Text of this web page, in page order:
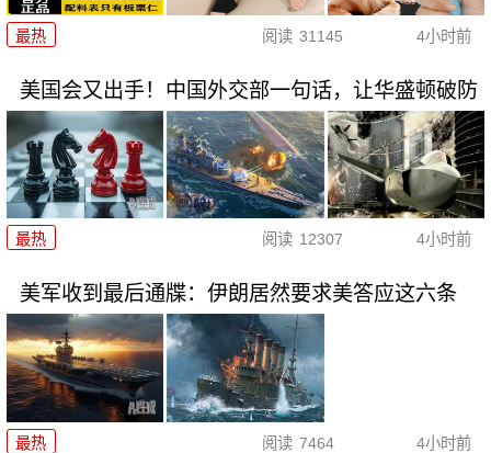
最热 阅读 31145 4小时前
美国会又出手！中国外交部一句话，让华盛顿破防
最热 阅读 12307 4小时前
美军收到最后通牒：伊朗居然要求美答应这六条
最热 阅读 7464 4小时前